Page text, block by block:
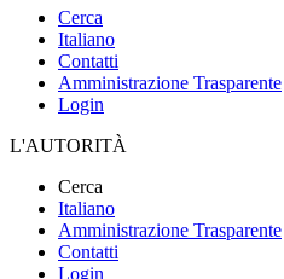
Cerca
Italiano
Contatti
Amministrazione Trasparente
Login
L'AUTORITÀ
Cerca
Italiano
Amministrazione Trasparente
Contatti
Login